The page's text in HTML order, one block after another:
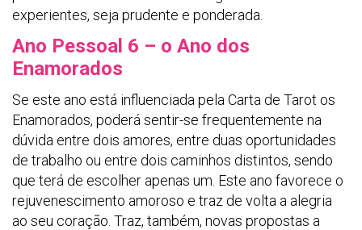
experientes, seja prudente e ponderada.
Ano Pessoal 6 – o Ano dos
Enamorados
Se este ano está influenciada pela Carta de Tarot os
Enamorados, poderá sentir-se frequentemente na
dúvida entre dois amores, entre duas oportunidades
de trabalho ou entre dois caminhos distintos, sendo
que terá de escolher apenas um. Este ano favorece o
rejuvenescimento amoroso e traz de volta a alegria
ao seu coração. Traz, também, novas propostas a